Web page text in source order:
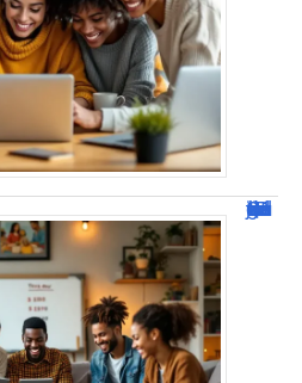
JetPunk : Quiz et jeux de culture générale